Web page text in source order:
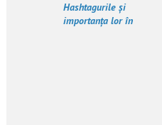
Hashtagurile și
importanța lor în